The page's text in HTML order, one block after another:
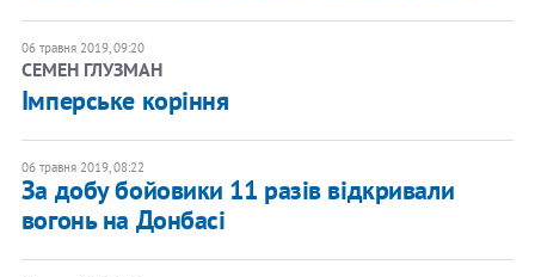
06 травня 2019, 09:20
СЕМЕН ГЛУЗМАН
Імперське коріння
06 травня 2019, 08:22
За добу бойовики 11 разів відкривали
вогонь на Донбасі